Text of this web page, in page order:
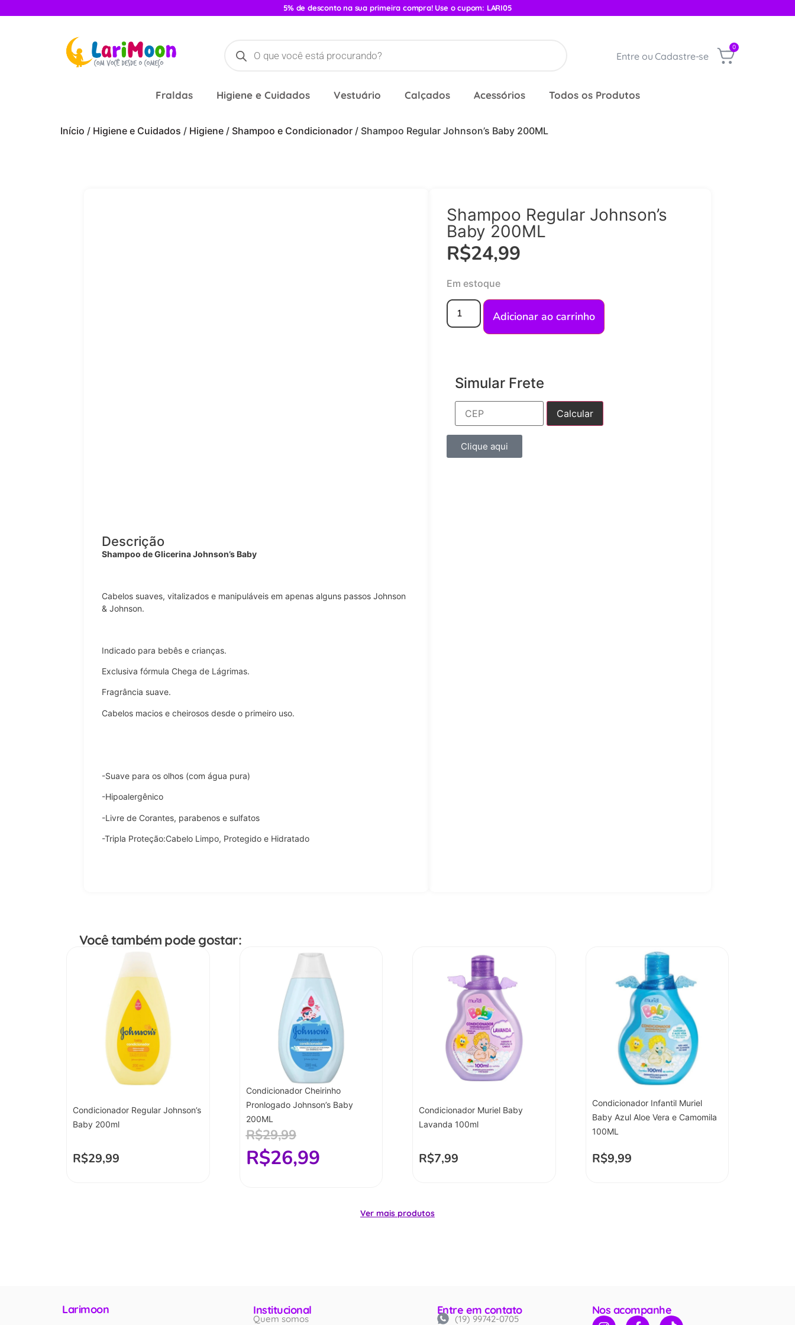
5% de desconto na sua primeira compra! Use o cupom: LARI05
Entre ou Cadastre-se
0
Fraldas Higiene e Cuidados Vestuário Calçados Acessórios Todos os Produtos
Início / Higiene e Cuidados / Higiene / Shampoo e Condicionador / Shampoo Regular Johnson’s Baby 200ML
Descrição
Shampoo de Glicerina Johnson’s Baby
Cabelos suaves, vitalizados e manipuláveis em apenas alguns passos Johnson
& Johnson.
Indicado para bebês e crianças.
Exclusiva fórmula Chega de Lágrimas.
Fragrância suave.
Cabelos macios e cheirosos desde o primeiro uso.
-Suave para os olhos (com água pura)
-Hipoalergênico
-Livre de Corantes, parabenos e sulfatos
-Tripla Proteção:Cabelo Limpo, Protegido e Hidratado
Shampoo Regular Johnson’s
Baby 200ML
R$24,99
Em estoque
Adicionar ao carrinho
Simular Frete
Calcular
Clique aqui
Você também pode gostar:
Condicionador Regular Johnson’s
Baby 200ml
R$29,99
Condicionador Cheirinho
Pronlogado Johnson’s Baby
200ML
R$29,99
R$26,99
Condicionador Muriel Baby
Lavanda 100ml
R$7,99
Condicionador Infantil Muriel
Baby Azul Aloe Vera e Camomila
100ML
R$9,99
Ver mais produtos
Larimoon Institucional
Quem somos
Entre em contato
(19) 99742-0705
Nos acompanhe